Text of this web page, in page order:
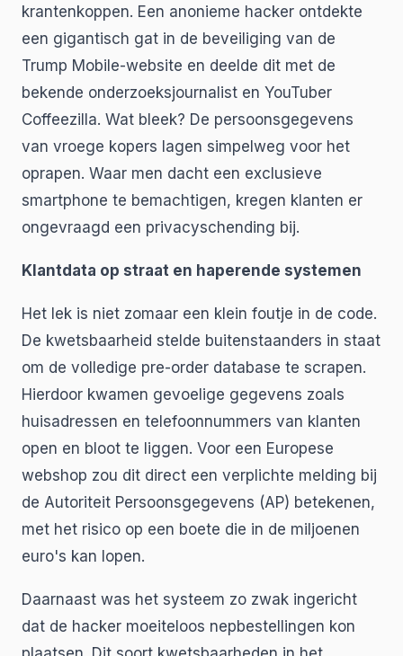
krantenkoppen. Een anonieme hacker ontdekte
een gigantisch gat in de beveiliging van de
Trump Mobile-website en deelde dit met de
bekende onderzoeksjournalist en YouTuber
Coffeezilla. Wat bleek? De persoonsgegevens
van vroege kopers lagen simpelweg voor het
oprapen. Waar men dacht een exclusieve
smartphone te bemachtigen, kregen klanten er
ongevraagd een privacyschending bij.
Klantdata op straat en haperende systemen
Het lek is niet zomaar een klein foutje in de code.
De kwetsbaarheid stelde buitenstaanders in staat
om de volledige pre-order database te scrapen.
Hierdoor kwamen gevoelige gegevens zoals
huisadressen en telefoonnummers van klanten
open en bloot te liggen. Voor een Europese
webshop zou dit direct een verplichte melding bij
de Autoriteit Persoonsgegevens (AP) betekenen,
met het risico op een boete die in de miljoenen
euro's kan lopen.
Daarnaast was het systeem zo zwak ingericht
dat de hacker moeiteloos nepbestellingen kon